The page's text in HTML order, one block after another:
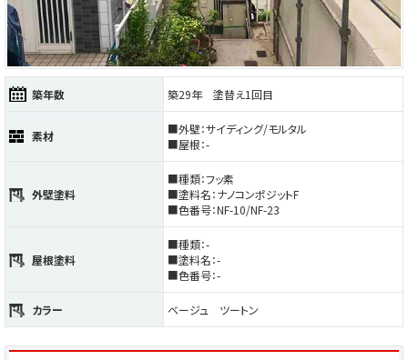
築年数 築29年 塗替え1回目
素材
■外壁：サイディング/モルタル
■屋根：-
外壁塗料
■種類：フッ素
■塗料名：ナノコンポジットF
■色番号：NF-10/NF-23
屋根塗料
■種類：-
■塗料名：-
■色番号：-
カラー ベージュ ツートン